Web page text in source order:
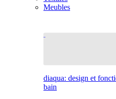
Meubles
diaqua: design et
bain